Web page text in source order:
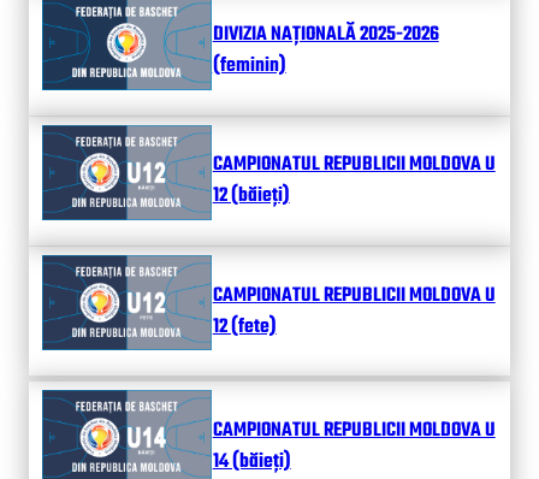
DIVIZIA NAȚIONALĂ 2025-2026
(feminin)
CAMPIONATUL REPUBLICII MOLDOVA U
12 (băieți)
CAMPIONATUL REPUBLICII MOLDOVA U
12 (fete)
CAMPIONATUL REPUBLICII MOLDOVA U
14 (băieți)